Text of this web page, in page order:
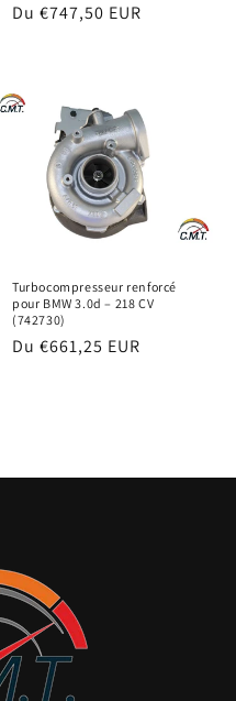
Prix
Du €747,50 EUR
Turbocompresseur renforcé
pour BMW 3.0d – 218 CV
(742730)
Prix
Du €661,25 EUR